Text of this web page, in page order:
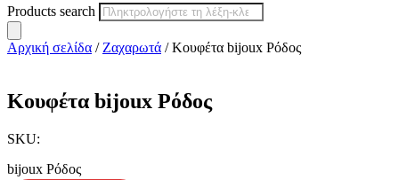
Products search
Αρχική σελίδα / Ζαχαρωτά / Κουφέτα bijoux Ρόδος
Κουφέτα bijoux Ρόδος
SKU:
bijoux Ρόδος